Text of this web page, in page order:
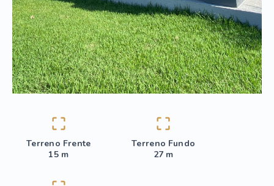
Terreno Frente
15 m
Terreno Fundo
27 m